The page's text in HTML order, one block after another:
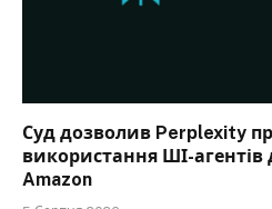
Суд дозволив Perplexity
використання ШІ-агентів
Amazon